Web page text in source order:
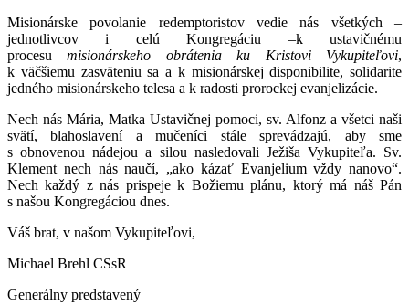
Misionárske povolanie redemptoristov vedie nás všetkých –
jednotlivcov i celú Kongregáciu –k ustavičnému
procesumisionárskeho obrátenia ku Kristovi Vykupiteľovi,
k väčšiemu zasväteniu sa a k misionárskej disponibilite, solidarite
jedného misionárskeho telesa a k radosti prorockej evanjelizácie.
Nech nás Mária, Matka Ustavičnej pomoci, sv. Alfonz a všetci naši
svätí, blahoslavení a mučeníci stále sprevádzajú, aby sme
s obnovenou nádejou a silou nasledovali Ježiša Vykupiteľa. Sv.
Klement nech nás naučí, „ako kázať Evanjelium vždy nanovo“.
Nech každý z nás prispeje k Božiemu plánu, ktorý má náš Pán
s našou Kongregáciou dnes.
Váš brat, v našom Vykupiteľovi,
Michael Brehl CSsR
Generálny predstavený